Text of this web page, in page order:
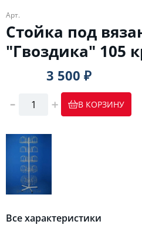
Арт.
Стойка под
"Гвоздика" 105
3 500 ₽
В КОРЗИНУ
Все характеристики